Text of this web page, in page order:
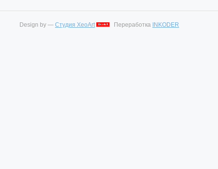
Design by — Студия XeoArt Переработка INKODER